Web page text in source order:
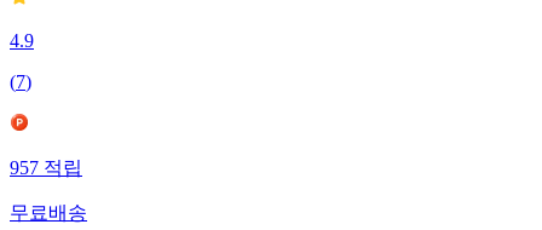
4.9
(7)
957 적립
무료배송